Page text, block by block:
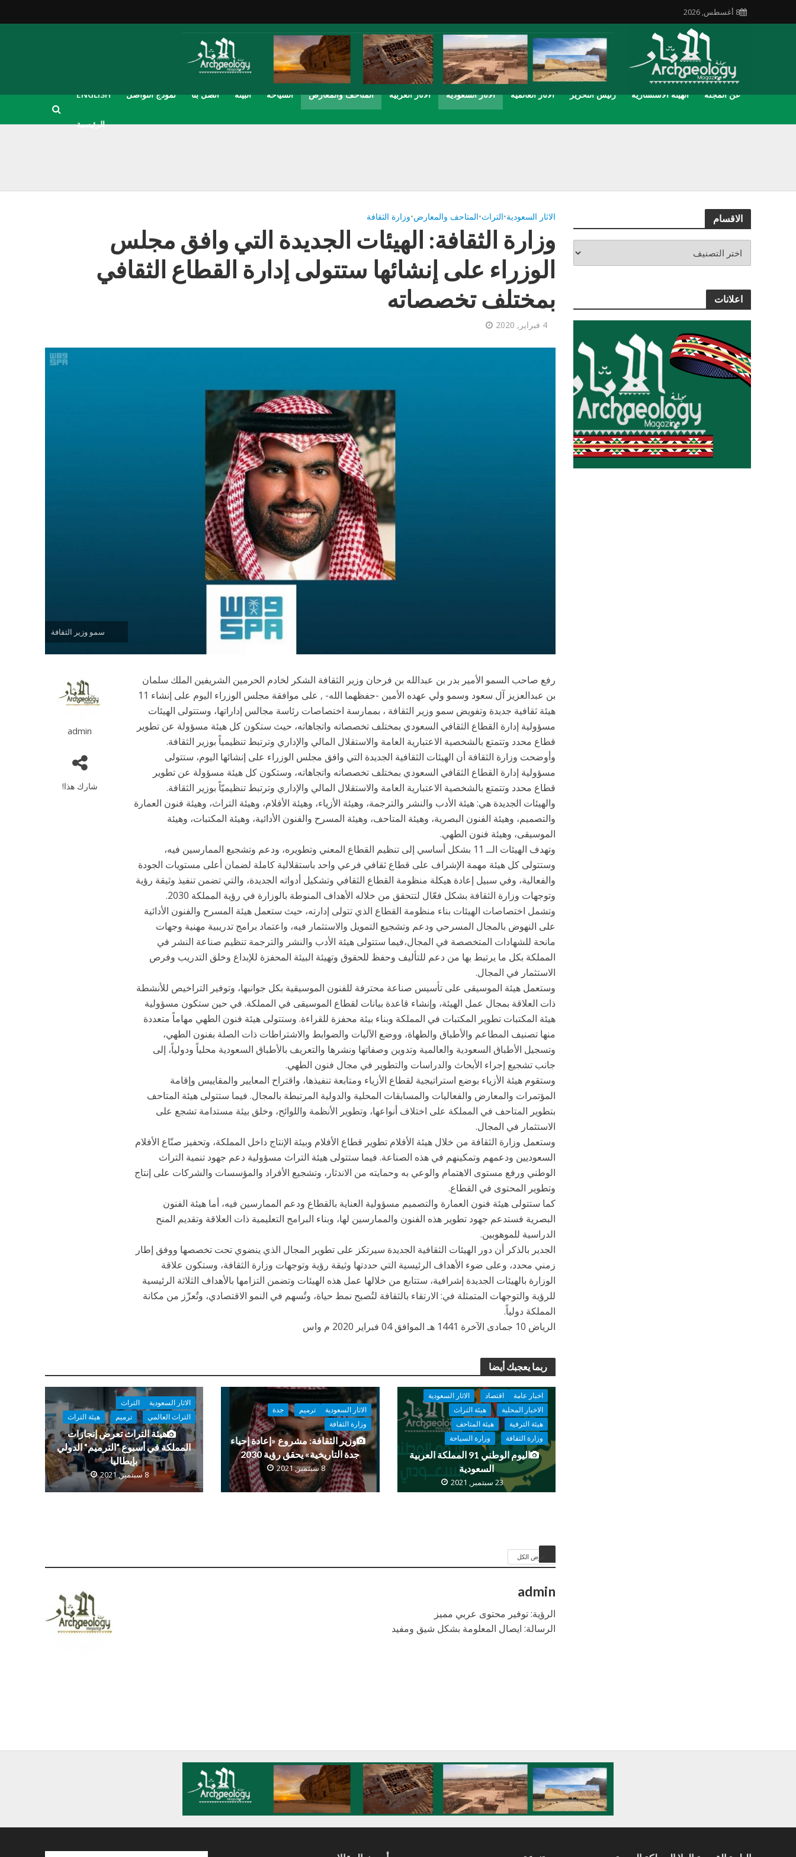
8 أغسطس, 2026
ENGLISH نموذج التواصل اتصل بنا البيئة السياحة المتاحف والمعارض الاثار العربية الاثار السعودية الاثار العالمية رئيس التحرير الهيئة الاستشارية عن المجلة
الرئيسية
الاثار السعودية•التراث•المتاحف والمعارض•وزارة الثقافة
وزارة الثقافة: الهيئات الجديدة التي وافق مجلس
الوزراء على إنشائها ستتولى إدارة القطاع الثقافي
بمختلف تخصصاته
4 فبراير, 2020
سمو وزير الثقافة
admin
شارك هذا!
رفع صاحب السمو الأمير بدر بن عبدالله بن فرحان وزير الثقافة الشكر لخادم الحرمين الشريفين الملك سلمان
بن عبدالعزيز آل سعود وسمو ولي عهده الأمين -حفظهما الله- , على موافقة مجلس الوزراء اليوم على إنشاء 11
هيئة ثقافية جديدة وتفويض سمو وزير الثقافة ، بممارسة اختصاصات رئاسة مجالس إداراتها، وستتولى الهيئات
مسؤولية إدارة القطاع الثقافي السعودي بمختلف تخصصاته واتجاهاته، حيث ستكون كل هيئة مسؤولة عن تطوير
قطاع محدد وتتمتع بالشخصية الاعتبارية العامة والاستقلال المالي والإداري وترتبط تنظيمياً بوزير الثقافة.
وأوضحت وزارة الثقافة أن الهيئات الثقافية الجديدة التي وافق مجلس الوزراء على إنشائها اليوم، ستتولى
مسؤولية إدارة القطاع الثقافي السعودي بمختلف تخصصاته واتجاهاته، وستكون كل هيئة مسؤولة عن تطوير
قطاع محدد وتتمتع بالشخصية الاعتبارية العامة والاستقلال المالي والإداري وترتبط تنظيميّاً بوزير الثقافة.
والهيئات الجديدة هي: هيئة الأدب والنشر والترجمة، وهيئة الأزياء، وهيئة الأفلام، وهيئة التراث، وهيئة فنون العمارة
والتصميم، وهيئة الفنون البصرية، وهيئة المتاحف، وهيئة المسرح والفنون الأدائية، وهيئة المكتبات، وهيئة
الموسيقى، وهيئة فنون الطهي.
وتهدف الهيئات الــ 11 بشكل أساسي إلى تنظيم القطاع المعني وتطويره، ودعم وتشجيع الممارسين فيه،
وستتولى كل هيئة مهمة الإشراف على قطاع ثقافي فرعي واحد باستقلالية كاملة لضمان أعلى مستويات الجودة
والفعالية، وفي سبيل إعادة هيكلة منظومة القطاع الثقافي وتشكيل أدواته الجديدة، والتي تضمن تنفيذ وثيقة رؤية
وتوجهات وزارة الثقافة بشكل فعّال لتتحقق من خلاله الأهداف المنوطة بالوزارة في رؤية المملكة 2030.
وتشمل اختصاصات الهيئات بناء منظومة القطاع الذي تتولى إدارته، حيث ستعمل هيئة المسرح والفنون الأدائية
على النهوض بالمجال المسرحي ودعم وتشجيع التمويل والاستثمار فيه، واعتماد برامج تدريبية مهنية وجهات
مانحة للشهادات المتخصصة في المجال،فيما ستتولى هيئة الأدب والنشر والترجمة تنظيم صناعة النشر في
المملكة بكل ما يرتبط بها من دعم للتأليف وحفظ للحقوق وتهيئة البيئة المحفزة للإبداع وخلق التدريب وفرص
الاستثمار في المجال.
وستعمل هيئة الموسيقى على تأسيس صناعة محترفة للفنون الموسيقية بكل جوانبها، وتوفير التراخيص للأنشطة
ذات العلاقة بمجال عمل الهيئة، وإنشاء قاعدة بيانات لقطاع الموسيقى في المملكة. في حين ستكون مسؤولية
هيئة المكتبات تطوير المكتبات في المملكة وبناء بيئة محفزة للقراءة. وستتولى هيئة فنون الطهي مهاماً متعددة
منها تصنيف المطاعم والأطباق والطهاة، ووضع الآليات والضوابط والاشتراطات ذات الصلة بفنون الطهي،
وتسجيل الأطباق السعودية والعالمية وتدوين وصفاتها ونشرها والتعريف بالأطباق السعودية محلياً ودولياً، إلى
جانب تشجيع إجراء الأبحاث والدراسات والتطوير في مجال فنون الطهي.
وستقوم هيئة الأزياء بوضع استراتيجية لقطاع الأزياء ومتابعة تنفيذها، واقتراح المعايير والمقاييس وإقامة
المؤتمرات والمعارض والفعاليات والمسابقات المحلية والدولية المرتبطة بالمجال. فيما ستتولى هيئة المتاحف
بتطوير المتاحف في المملكة على اختلاف أنواعها، وتطوير الأنظمة واللوائح، وخلق بيئة مستدامة تشجع على
الاستثمار في المجال.
وستعمل وزارة الثقافة من خلال هيئة الأفلام تطوير قطاع الأفلام وبيئة الإنتاج داخل المملكة، وتحفيز صنّاع الأفلام
السعوديين ودعمهم وتمكينهم في هذه الصناعة. فيما ستتولى هيئة التراث مسؤولية دعم جهود تنمية التراث
الوطني ورفع مستوى الاهتمام والوعي به وحمايته من الاندثار، وتشجيع الأفراد والمؤسسات والشركات على إنتاج
وتطوير المحتوى في القطاع.
كما ستتولى هيئة فنون العمارة والتصميم مسؤولية العناية بالقطاع ودعم الممارسين فيه، أما هيئة الفنون
البصرية فستدعم جهود تطوير هذه الفنون والممارسين لها، وبناء البرامج التعليمية ذات العلاقة وتقديم المنح
الدراسية للموهوبين.
الجدير بالذكر أن دور الهيئات الثقافية الجديدة سيرتكز على تطوير المجال الذي ينضوي تحت تخصصها ووفق إطار
زمني محدد، وعلى ضوء الأهداف الرئيسية التي حددتها وثيقة رؤية وتوجهات وزارة الثقافة، وستكون علاقة
الوزارة بالهيئات الجديدة إشرافية، ستتابع من خلالها عمل هذه الهيئات وتضمن التزامها بالأهداف الثلاثة الرئيسية
للرؤية والتوجهات المتمثلة في: الارتقاء بالثقافة لتُصبح نمط حياة، وتُسهم في النمو الاقتصادي، وتُعزّز من مكانة
المملكة دولياً.
الرياض 10 جمادى الآخرة 1441 هـ الموافق 04 فبراير 2020 م واس
ربما يعجبك أيضا
اخبار عامة اقتصاد
الاثار السعودية
الاخبار المحلية
هيئة التراث
هيئة الترفية
هيئة المتاحف
وزارة الثقافة
وزارة السياحة
اليوم الوطني 91 المملكة العربية
السعودية
23 سبتمبر, 2021
الاثار السعودية ترميم
جدة
وزارة الثقافة
وزير الثقافة: مشروع «إعادة إحياء
جدة التاريخية» يحقق رؤية 2030
8 سبتمبر, 2021
الاثار السعودية
التراث
التراث العالمي
ترميم هيئة التراث
هيئة التراث تعرض إنجازات
المملكة في أسبوع “الترميم” الدولي
بإيطاليا
8 سبتمبر, 2021
عرض الكل
admin
الرؤية: توفير محتوى عربي مميز
الرسالة: ايصال المعلومة بشكل شيق ومفيد
الاقسام
اعلانات